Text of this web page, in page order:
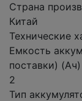
Страна
Китай
Технические
Емкость
поставки) (Ач)
2
Тип